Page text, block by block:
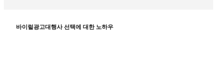
바이럴광고대행사 선택에 대한 노하우